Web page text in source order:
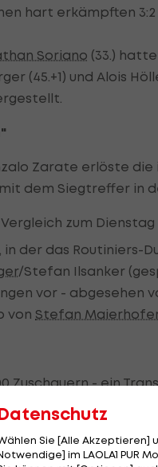
hart erkämpften 3:2
Soriano (33.)
(45.+1) und Alois
Zarate erlöste
dem Siegtreffer in
zum
der das Routiniers-
/Stefan Ilsanker
vor - abgesehen
von Stefan
Zuschauern - ein
die offensiven
sich Hierländer
Sie [Alle Akzeptieren]
im LAOLA1 PUR